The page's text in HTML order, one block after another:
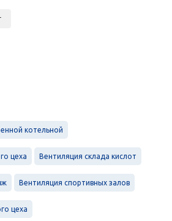
котельной
цеха Вентиляция склада кислот
Вентиляция спортивных залов
цеха